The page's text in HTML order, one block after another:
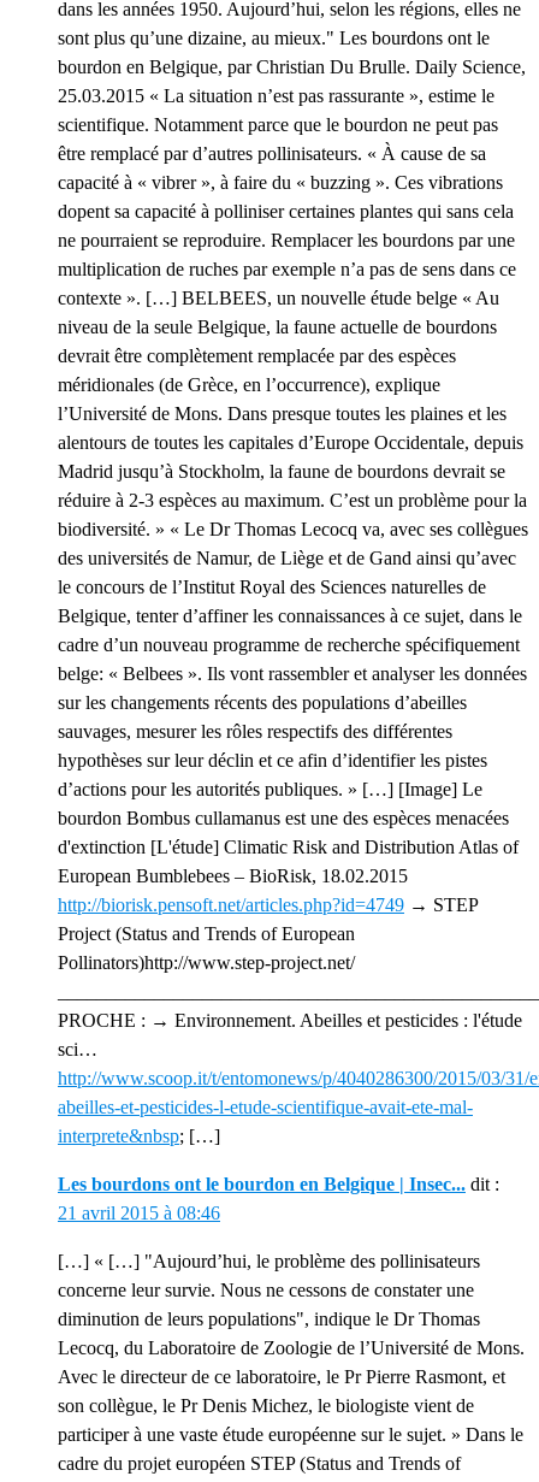
dans les années 1950. Aujourd’hui, selon les régions, elles ne
sont plus qu’une dizaine, au mieux." Les bourdons ont le
bourdon en Belgique, par Christian Du Brulle. Daily Science,
25.03.2015 « La situation n’est pas rassurante », estime le
scientifique. Notamment parce que le bourdon ne peut pas
être remplacé par d’autres pollinisateurs. « À cause de sa
capacité à « vibrer », à faire du « buzzing ». Ces vibrations
dopent sa capacité à polliniser certaines plantes qui sans cela
ne pourraient se reproduire. Remplacer les bourdons par une
multiplication de ruches par exemple n’a pas de sens dans ce
contexte ». […] BELBEES, un nouvelle étude belge « Au
niveau de la seule Belgique, la faune actuelle de bourdons
devrait être complètement remplacée par des espèces
méridionales (de Grèce, en l’occurrence), explique
l’Université de Mons. Dans presque toutes les plaines et les
alentours de toutes les capitales d’Europe Occidentale, depuis
Madrid jusqu’à Stockholm, la faune de bourdons devrait se
réduire à 2-3 espèces au maximum. C’est un problème pour la
biodiversité. » « Le Dr Thomas Lecocq va, avec ses collègues
des universités de Namur, de Liège et de Gand ainsi qu’avec
le concours de l’Institut Royal des Sciences naturelles de
Belgique, tenter d’affiner les connaissances à ce sujet, dans le
cadre d’un nouveau programme de recherche spécifiquement
belge: « Belbees ». Ils vont rassembler et analyser les données
sur les changements récents des populations d’abeilles
sauvages, mesurer les rôles respectifs des différentes
hypothèses sur leur déclin et ce afin d’identifier les pistes
d’actions pour les autorités publiques. » […] [Image] Le
bourdon Bombus cullamanus est une des espèces menacées
d'extinction [L'étude] Climatic Risk and Distribution Atlas of
European Bumblebees – BioRisk, 18.02.2015
http://biorisk.pensoft.net/articles.php?id=4749 → STEP
Project (Status and Trends of European
Pollinators)http://www.step-project.net/
PROCHE : → Environnement. Abeilles et pesticides : l'étude
sci…
http://www.scoop.it/t/entomonews/p/4040286300/2015/03/31/
abeilles-et-pesticides-l-etude-scientifique-avait-ete-mal-
interprete&nbsp; […]
Les bourdons ont le bourdon en Belgique | Insec... dit :
21 avril 2015 à 08:46
[…] « […] "Aujourd’hui, le problème des pollinisateurs
concerne leur survie. Nous ne cessons de constater une
diminution de leurs populations", indique le Dr Thomas
Lecocq, du Laboratoire de Zoologie de l’Université de Mons.
Avec le directeur de ce laboratoire, le Pr Pierre Rasmont, et
son collègue, le Pr Denis Michez, le biologiste vient de
participer à une vaste étude européenne sur le sujet. » Dans le
cadre du projet européen STEP (Status and Trends of